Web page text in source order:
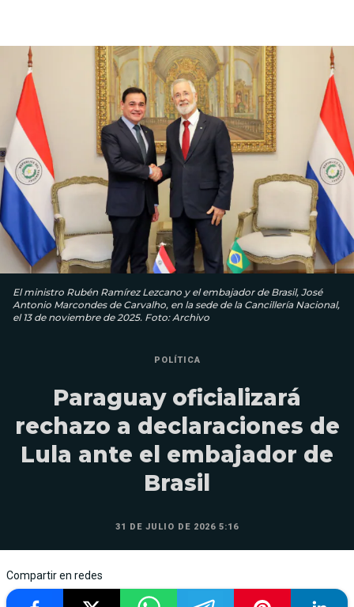
El ministro Rubén Ramírez Lezcano y el embajador de Brasil, José
Antonio Marcondes de Carvalho, en la sede de la Cancillería Nacional,
el 13 de noviembre de 2025. Foto: Archivo
POLÍTICA
Paraguay oficializará
rechazo a declaraciones de
Lula ante el embajador de
Brasil
31 DE JULIO DE 2026 5:16
Compartir en redes